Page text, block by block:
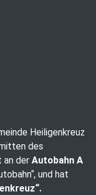
Heiligenkreuz
des
an der Autobahn A
und hat